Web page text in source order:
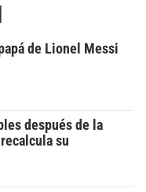
de Lionel Messi
después de la
su